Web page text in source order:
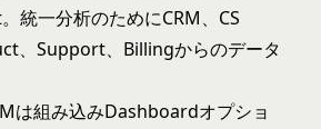
統一分析のためにCRM、CS
、Support、Billingからのデータ
は組み込みDashboardオプショ